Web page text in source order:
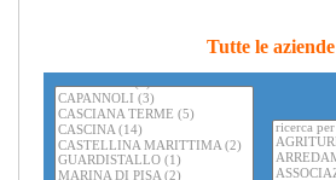
Tutte le aziende